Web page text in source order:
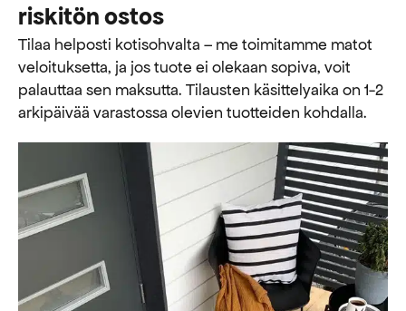
riskitön ostos
Tilaa helposti kotisohvalta – me toimitamme matot
veloituksetta, ja jos tuote ei olekaan sopiva, voit
palauttaa sen maksutta. ​​Tilausten käsittelyaika on 1-2
arkipäivää varastossa olevien tuotteiden kohdalla.